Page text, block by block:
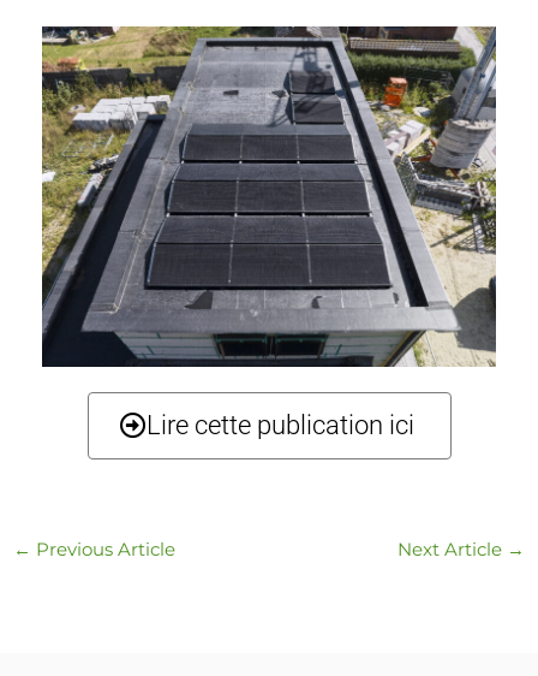
Lire cette publication ici
← Previous Article Next Article →